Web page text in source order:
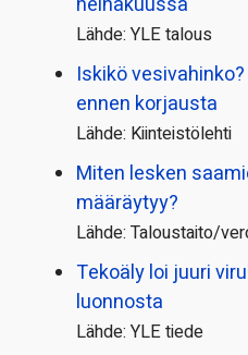
Lähde: YLE talous
Iskikö
ennen korjausta
Lähde: Kiinteistölehti
Miten lesken
määräytyy?
Lähde: Taloustaito/
Tekoäly loi juuri
luonnosta
Lähde: YLE tiede